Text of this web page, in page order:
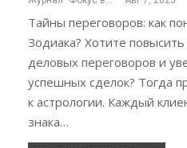
Тайны переговоров: как
Зодиака? Хотите
деловых переговоров и
успешных сделок? Тогда
к астрологии. Каждый
знака…